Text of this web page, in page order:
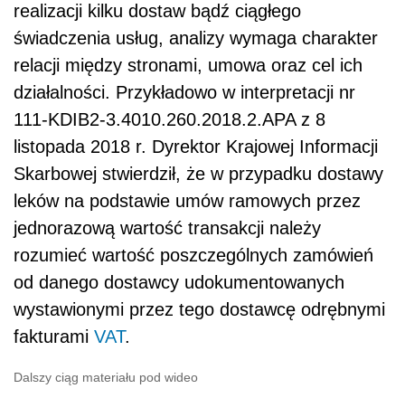
realizacji kilku dostaw bądź ciągłego
świadczenia usług, analizy wymaga charakter
relacji między stronami, umowa oraz cel ich
działalności. Przykładowo w interpretacji nr
111-KDIB2-3.4010.260.2018.2.APA z 8
listopada 2018 r. Dyrektor Krajowej Informacji
Skarbowej stwierdził, że w przypadku dostawy
leków na podstawie umów ramowych przez
jednorazową wartość transakcji należy
rozumieć wartość poszczególnych zamówień
od danego dostawcy udokumentowanych
wystawionymi przez tego dostawcę odrębnymi
fakturami VAT.
Dalszy ciąg materiału pod wideo